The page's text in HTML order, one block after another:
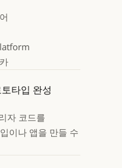
타입 완성
자 코드를
이나 앱을 만들 수